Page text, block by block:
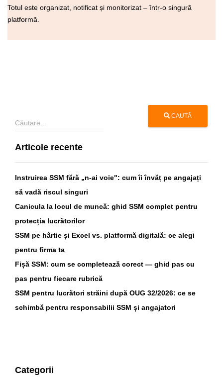
Totul este organizat, notificat și monitorizat – într-o singură
platformă.
CAUTĂ
Articole recente
Instruirea SSM fără „n-ai voie": cum îi învăț pe angajați
să vadă riscul singuri
Canicula la locul de muncă: ghid SSM complet pentru
protecția lucrătorilor
SSM pe hârtie și Excel vs. platformă digitală: ce alegi
pentru firma ta
Fișă SSM: cum se completează corect — ghid pas cu
pas pentru fiecare rubrică
SSM pentru lucrători străini după OUG 32/2026: ce se
schimbă pentru responsabilii SSM și angajatori
Categorii